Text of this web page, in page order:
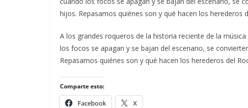
hijos. Repasamos quiénes son y qué hacen los herederos
​A los grandes roqueros de la historia reciente de la
los focos se apagan y se bajan del escenario, se
Repasamos quiénes son y qué hacen los herederos del
Comparte esto:
Facebook X